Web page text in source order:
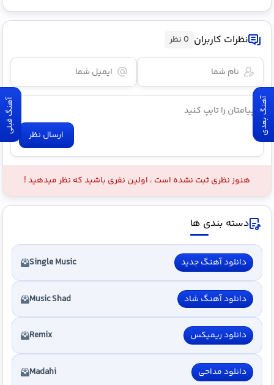
آهنگ بعدی آهنگ قبلی
نظرات کاربران 0 نظر
ارسال نظر
هنوز نظری ثبت نشده است ، اولین نفری باشید که نظر میدهید !
دسته بندی ها
دانلود آهنگ جدید Single Music
دانلود آهنگ شاد Music Shad
دانلود ریمیکس Remix
دانلود مداحی Madahi